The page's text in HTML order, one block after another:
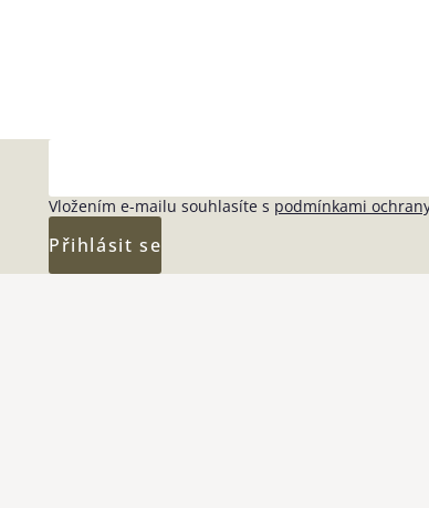
Vložením e-mailu souhlasíte s podmínkami
Přihlásit se